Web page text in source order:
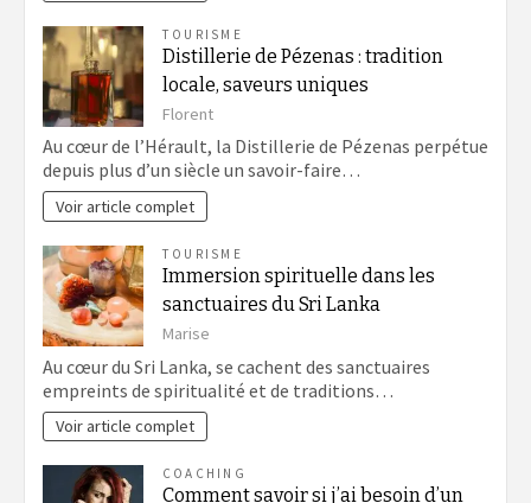
TOURISME
Distillerie de Pézenas : tradition
locale, saveurs uniques
Florent
Au cœur de l’Hérault, la Distillerie de Pézenas perpétue
depuis plus d’un siècle un savoir-faire…
Voir article complet
TOURISME
Immersion spirituelle dans les
sanctuaires du Sri Lanka
Marise
Au cœur du Sri Lanka, se cachent des sanctuaires
empreints de spiritualité et de traditions…
Voir article complet
COACHING
Comment savoir si j’ai besoin d’un